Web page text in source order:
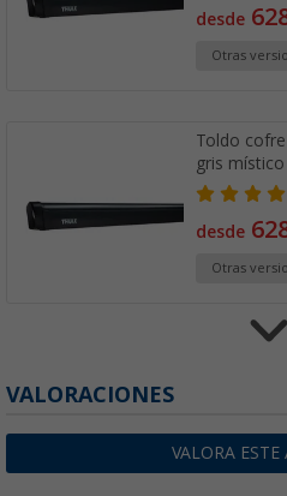
desde
Otras
Toldo
gris
desde
Otras
desde
VALORACIONES
VALORA ESTE